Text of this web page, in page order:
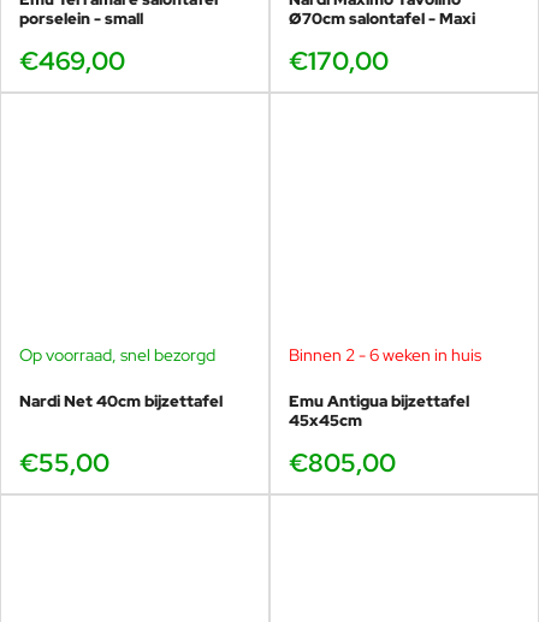
porselein - small
€469,00
Ø70cm salontafel - Maxi
€170,00
Op voorraad, snel bezorgd
Nardi Net 40cm bijzettafel
€55,00
Binnen 2 - 6 weken in huis
Emu Antigua bijzettafel
45x45cm
€805,00